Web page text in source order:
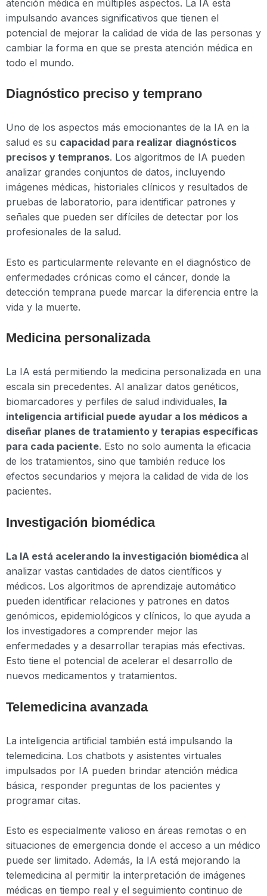
atención médica en múltiples aspectos. La IA está
impulsando avances significativos que tienen el
potencial de mejorar la calidad de vida de las personas y
cambiar la forma en que se presta atención médica en
todo el mundo.
Diagnóstico preciso y temprano
Uno de los aspectos más emocionantes de la IA en la
salud es su capacidad para realizar diagnósticos
precisos y tempranos. Los algoritmos de IA pueden
analizar grandes conjuntos de datos, incluyendo
imágenes médicas, historiales clínicos y resultados de
pruebas de laboratorio, para identificar patrones y
señales que pueden ser difíciles de detectar por los
profesionales de la salud.
Esto es particularmente relevante en el diagnóstico de
enfermedades crónicas como el cáncer, donde la
detección temprana puede marcar la diferencia entre la
vida y la muerte.
Medicina personalizada
La IA está permitiendo la medicina personalizada en una
escala sin precedentes. Al analizar datos genéticos,
biomarcadores y perfiles de salud individuales, la
inteligencia artificial puede ayudar a los médicos a
diseñar planes de tratamiento y terapias específicas
para cada paciente. Esto no solo aumenta la eficacia
de los tratamientos, sino que también reduce los
efectos secundarios y mejora la calidad de vida de los
pacientes.
Investigación biomédica
La IA está acelerando la investigación biomédica al
analizar vastas cantidades de datos científicos y
médicos. Los algoritmos de aprendizaje automático
pueden identificar relaciones y patrones en datos
genómicos, epidemiológicos y clínicos, lo que ayuda a
los investigadores a comprender mejor las
enfermedades y a desarrollar terapias más efectivas.
Esto tiene el potencial de acelerar el desarrollo de
nuevos medicamentos y tratamientos.
Telemedicina avanzada
La inteligencia artificial también está impulsando la
telemedicina. Los chatbots y asistentes virtuales
impulsados por IA pueden brindar atención médica
básica, responder preguntas de los pacientes y
programar citas.
Esto es especialmente valioso en áreas remotas o en
situaciones de emergencia donde el acceso a un médico
puede ser limitado. Además, la IA está mejorando la
telemedicina al permitir la interpretación de imágenes
médicas en tiempo real y el seguimiento continuo de